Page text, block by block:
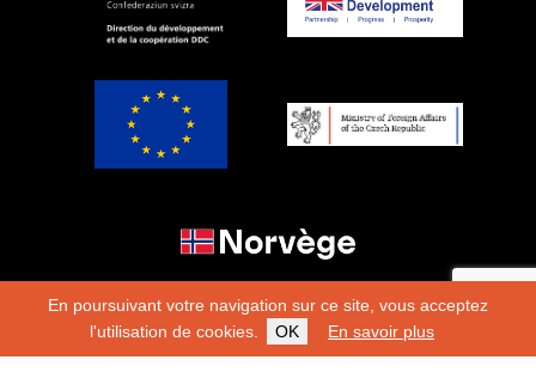
En poursuivant votre navigation sur ce site, vous acceptez
l'utilisation de cookies.
OK En savoir plus